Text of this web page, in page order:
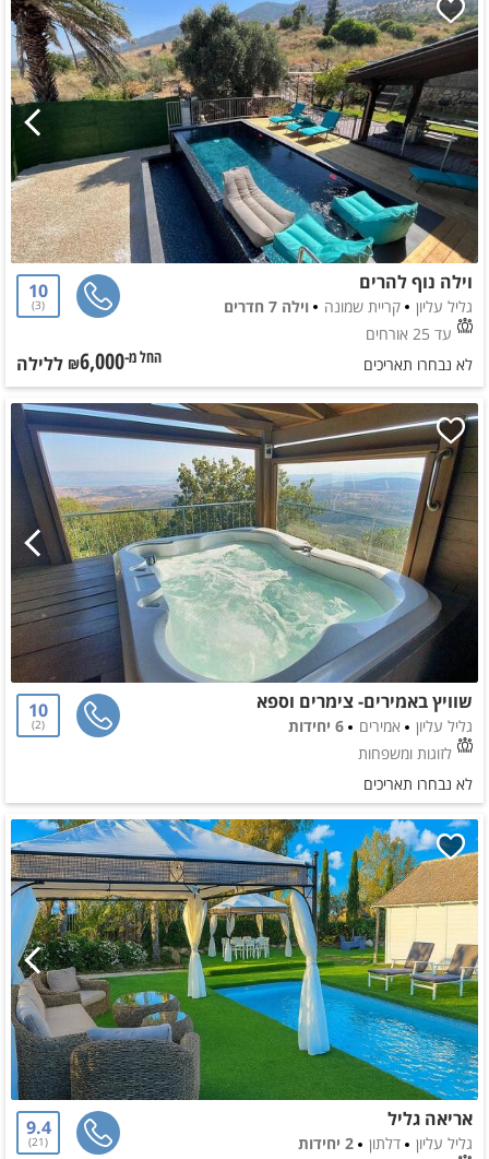
וילה נוף להרים
גליל עליון קריית שמונה
וילה 7 חדרים
עד 25 אורחים
10
3
לא נבחרו תאריכים החל מ-₪6,000 ללילה
שוויץ באמירים- צימרים וספא
גליל עליון אמירים
6 יחידות
לזוגות ומשפחות
10
2
לא נבחרו תאריכים
אריאה גליל
גליל עליון דלתון
2 יחידות
9.4
21